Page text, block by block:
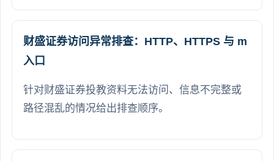
财盛证券访问异常排查：HTTP、HTTPS 与 m
入口
针对财盛证券投教资料无法访问、信息不完整或
路径混乱的情况给出排查顺序。